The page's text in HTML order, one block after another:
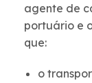
agente de
portuário e
que:
o